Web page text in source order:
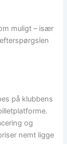
muligt – især
på klubbens
og
nemt ligge